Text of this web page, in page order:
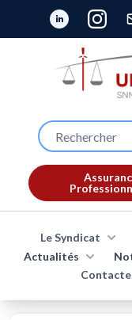
Le Syndicat
Actualités